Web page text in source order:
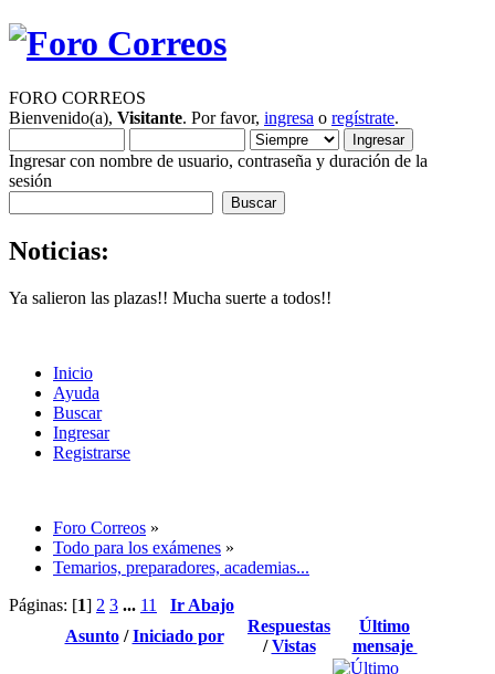
FORO CORREOS
Bienvenido(a), Visitante. Por favor, ingresa o regístrate.
Ingresar con nombre de usuario, contraseña y duración de la
sesión
Noticias:
Ya salieron las plazas!! Mucha suerte a todos!!
Inicio
Ayuda
Buscar
Ingresar
Registrarse
Foro Correos »
Todo para los exámenes »
Temarios, preparadores, academias...
Páginas: [1] 2 3 ... 11
Ir Abajo
Asunto/Iniciado por
Respuestas
/Vistas
Último
mensaje